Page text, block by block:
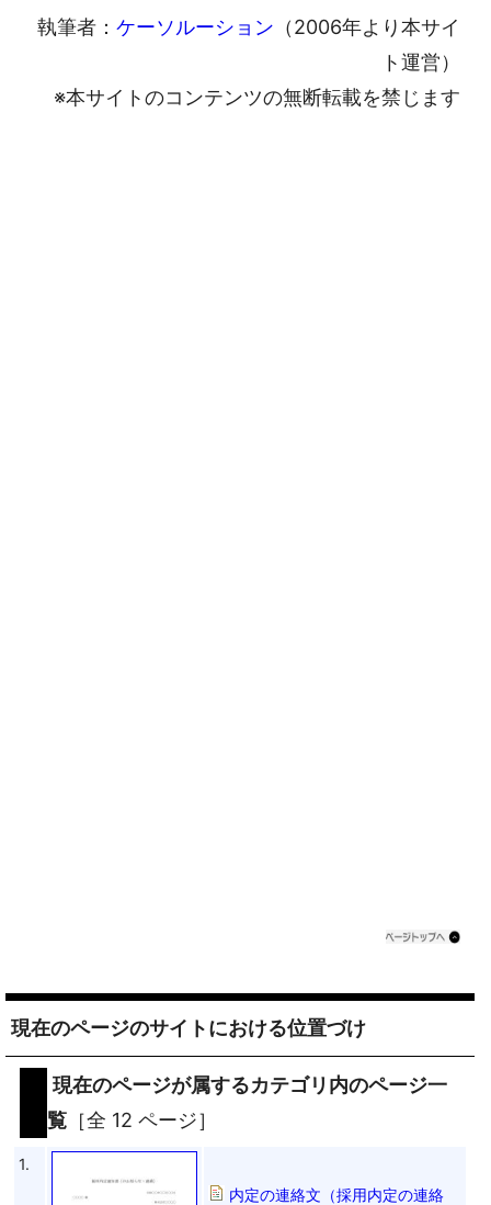
執筆者： ケーソルーション （2006年より本サイ
ト運営）
※本サイトのコンテンツの無断転載を禁じます
現在のページのサイトにおける位置づけ
現在のページが属するカテゴリ内のページ一
覧 ［全 12 ページ］
1.
内定の連絡文（採用内定の連絡